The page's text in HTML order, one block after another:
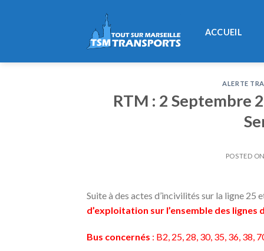
ACCUEIL
ALERTE
RTM : 2 Septembre
POSTED ON
Suite à des actes d’incivilités sur la ligne 25
d’exploitation sur l’ensemble des lignes
Bus concernés : B2, 25, 28, 30, 35, 36, 38,